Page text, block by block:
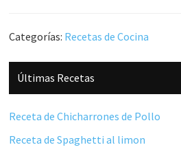
Categorías: Recetas de Cocina
Barra
lateral
principal
Últimas Recetas
Receta de Chicharrones de Pollo
Receta de Spaghetti al limon